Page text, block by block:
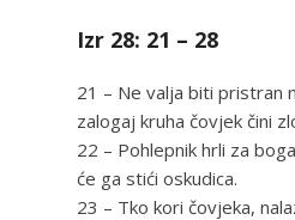
Izr 28: 21 – 28
21 – Ne valja biti pristran
zalogaj kruha čovjek čini
22 – Pohlepnik hrli za
će ga stići oskudica.
23 – Tko kori čovjeka,